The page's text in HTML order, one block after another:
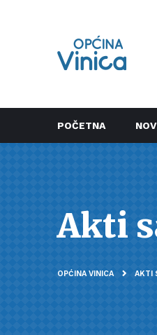
POČETNA
Akti
OPĆINA VINICA AKTI